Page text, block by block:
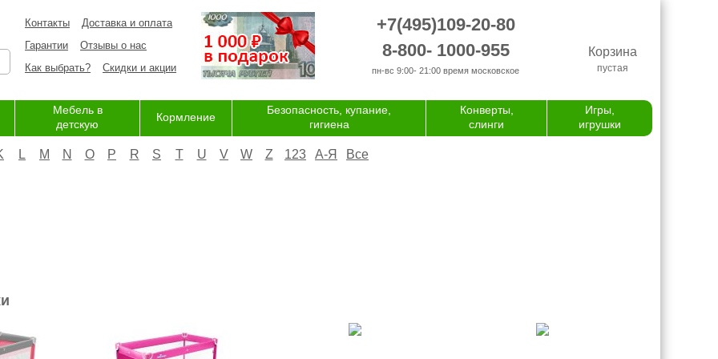
Контакты
Доставка и оплата
Гарантии
Отзывы о нас
Как выбрать?
Скидки и акции
+7(495)109-20-80
8-800- 1000-955
пн-вс 9:00- 21:00 время московское
Корзина
пустая
Мебель в
детскую
Кормление
Безопасность, купание,
гигиена
Конверты,
слинги
Игры,
игрушки
L M N O P R S T U V W Z 123 А-Я Все